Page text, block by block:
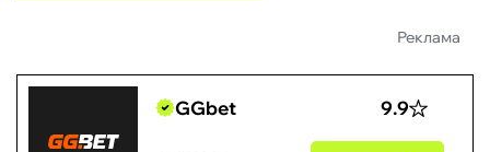
Реклама
GGbet 9.9